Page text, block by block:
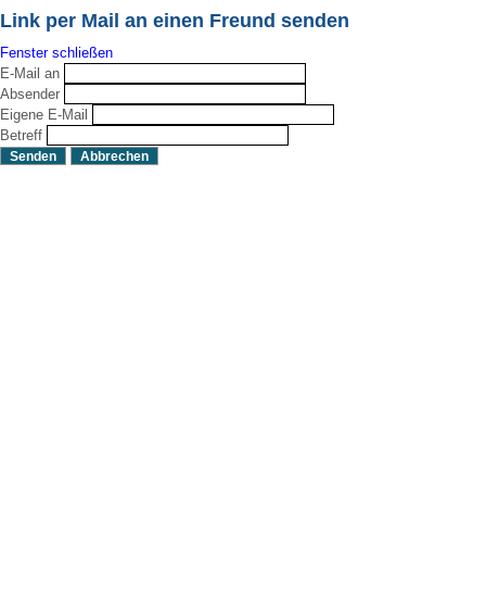
Link per Mail an einen Freund senden
Fenster schließen
E-Mail an
Absender
Eigene E-Mail
Betreff
Senden Abbrechen